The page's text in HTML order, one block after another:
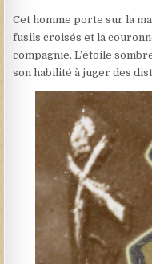
Cet homme porte sur la
fusils croisés et la
compagnie. L’étoile
son habilité à juger des